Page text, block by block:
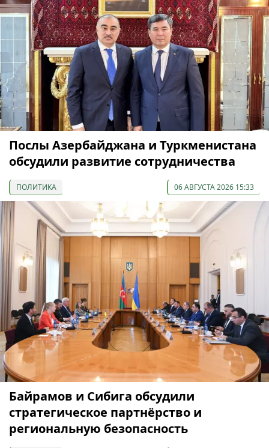
Послы Азербайджана и Туркменистана
обсудили развитие сотрудничества
ПОЛИТИКА 06 АВГУСТА 2026 15:33
Байрамов и Сибига обсудили
стратегическое партнёрство и
региональную безопасность